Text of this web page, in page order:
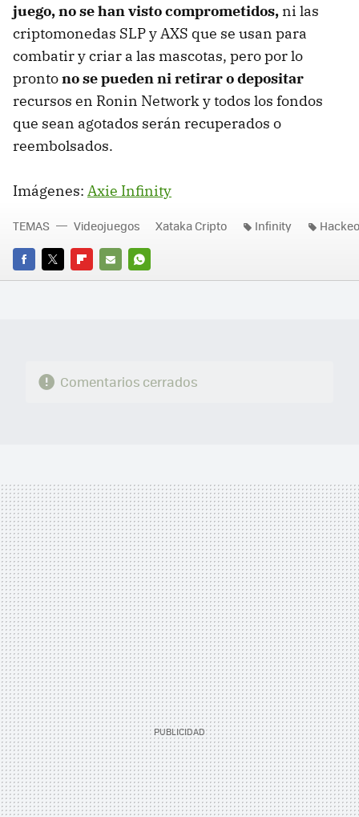
juego, no se han visto comprometidos, ni las
criptomonedas SLP y AXS que se usan para
combatir y criar a las mascotas, pero por lo
prontono se pueden ni retirar o depositar
recursos en Ronin Network y todos los fondos
que sean agotados serán recuperados o
reembolsados.
Imágenes: Axie Infinity
FACEBOOK
TWITTERFLIPBOARD
E-
WHATSAPP
TEMAS Videojuegos Xataka Cripto Infinity Hackeo
Comentarios cerrados